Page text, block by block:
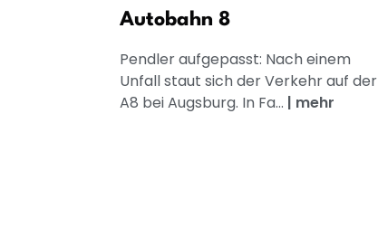
Autobahn 8
Pendler aufgepasst: Nach einem
Unfall staut sich der Verkehr auf der
A8 bei Augsburg. In Fa... | mehr